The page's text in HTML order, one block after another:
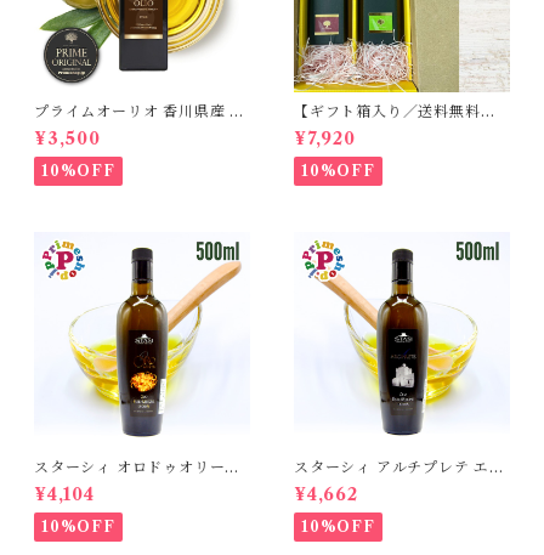
プライムオーリオ 香川県産 ミ
ッション種100% エキストラ
バージンオリーブオイル フー
ドアドベンチャー PRIME 高
級
¥3,500
10%OFF
【ギフト箱入り／送料無料】
プライムオーリオ香川ミッシ
ョン エキストラバージンオリ
ーブオイル と プライムオーリ
オ香川ルッカ エキストラバー
¥7,920
10%OFF
スターシィ オロドゥオリーヴ
ァ エキストラバージン オリー
ブオイル 500ml イタリア プ
ーリア産 STASI ORO d'Oliva
スタシィ 酸度0.13 賞味期限2
¥4,104
10%OFF
スターシィ アルチプレテ エキ
ストラバージン オリーブオイ
ル 500ml イタリア プーリア
産 STASI Arciprete スタシ
ィ 酸度0.15 賞味期限2027年3
¥4,662
10%OFF